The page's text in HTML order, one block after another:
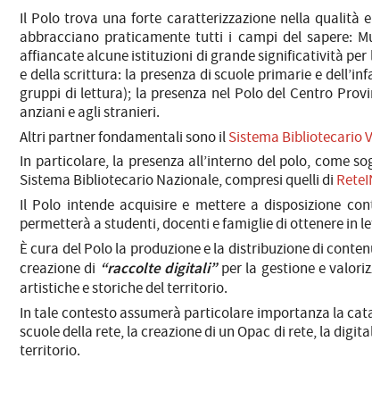
Il Polo trova una forte caratterizzazione nella qualità
abbracciano praticamente tutti i campi del sapere:
affiancate alcune istituzioni di grande significatività per
e della scrittura: la presenza di scuole primarie e
gruppi di lettura); la presenza nel Polo del Centro
anziani e agli stranieri.
Altri partner fondamentali sono ilSistema Bibliotecario
In particolare, la presenza all’interno del polo, come
Sistema Bibliotecario Nazionale, compresi quelli di
Il Polo intende acquisire e mettere a disposizione
permetterà a studenti, docenti e famiglie di ottenere in
È cura del Polo la produzione e la distribuzione di
creazione di “raccolte digitali” per la gestione e
artistiche e storiche del territorio.
In tale contesto assumerà particolare importanza la
scuole della rete, la creazione di un Opac di rete, la
territorio.